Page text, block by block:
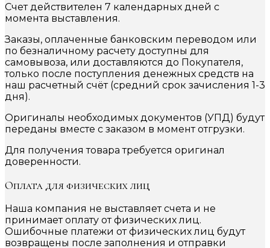
Счет действителен 7 календарных дней с
момента выставления.
Заказы, оплаченные банковским переводом или
по безналичному расчету доступны для
самовывоза, или доставляются до Покупателя,
только после поступления денежных средств на
наш расчетный счёт (средний срок зачисления 1-3
дня).
Оригиналы необходимых документов (УПД) будут
переданы вместе с заказом в момент отгрузки.
Для получения товара требуется оригинал
доверенности.
Оплата для физических лиц
Наша компания не выставляет счета и не
принимает оплату от физических лиц.
Ошибочные платежи от физических лиц будут
возвращены после заполнения и отправки